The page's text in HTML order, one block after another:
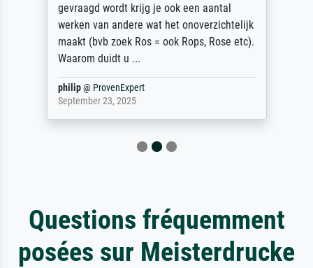
gevraagd wordt krijg je ook een aantal
werken van andere wat het onoverzichtelijk
maakt (bvb zoek Ros = ook Rops, Rose etc).
Waarom duidt u ...
philip@ ProvenExpert
September 23, 2025
Questions fréquemment
posées sur Meisterdrucke